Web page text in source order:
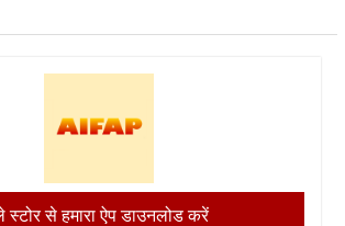
स्टोर से हमारा ऐप डाउनलोड करें